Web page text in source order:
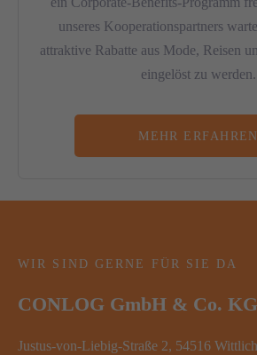
unseres Kooperationspartners
attraktive Rabatte aus Mode, Reisen
eingelöst zu werden.
MEHR ERFAHREN
WIR SIND GERNE FÜR SIE DA
CONLOG GmbH & Co. KG
Justus-von-Liebig-Straße 2, 54516 Wittlich